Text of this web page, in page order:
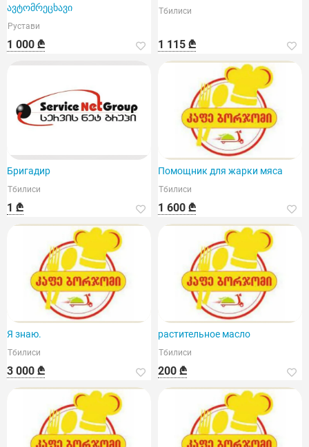
ავტომრეცხავი
Рустави
1 000 ₾
Тбилиси
1 115 ₾
Бригадир
Тбилиси
1 ₾
Помощник для жарки мяса
Тбилиси
1 600 ₾
Я знаю.
Тбилиси
3 000 ₾
растительное масло
Тбилиси
200 ₾